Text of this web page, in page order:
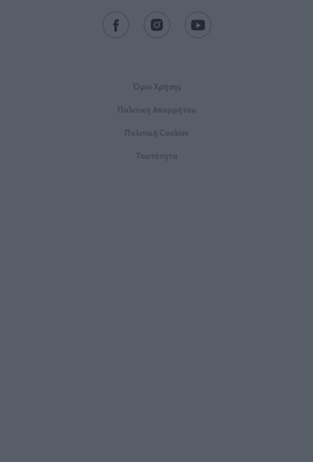
Όροι Xρήσης
Πολιτική Απορρήτου
Πολιτική Cookies
Ταυτότητα